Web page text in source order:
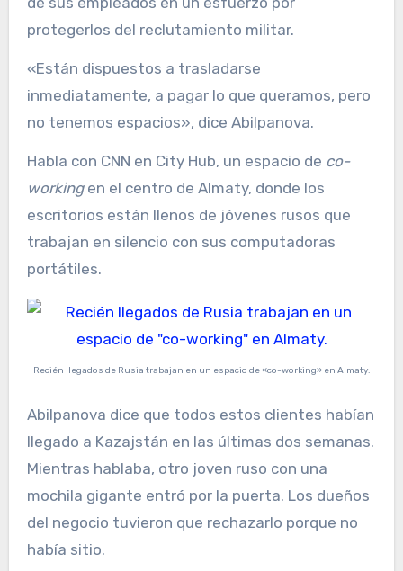
protegerlos del reclutamiento militar.
«Están dispuestos a trasladarse
inmediatamente, a pagar lo que queramos, pero
no tenemos espacios», dice Abilpanova.
Habla con CNN en City Hub, un espacio de co-
workingen el centro de Almaty, donde los
escritorios están llenos de jóvenes rusos que
trabajan en silencio con sus computadoras
portátiles.
Recién llegados de Rusia trabajan en un espacio de «co-working» en Almaty.
Abilpanova dice que todos estos clientes habían
llegado a Kazajstán en las últimas dos semanas.
Mientras hablaba, otro joven ruso con una
mochila gigante entró por la puerta. Los dueños
del negocio tuvieron que rechazarlo porque no
había sitio.